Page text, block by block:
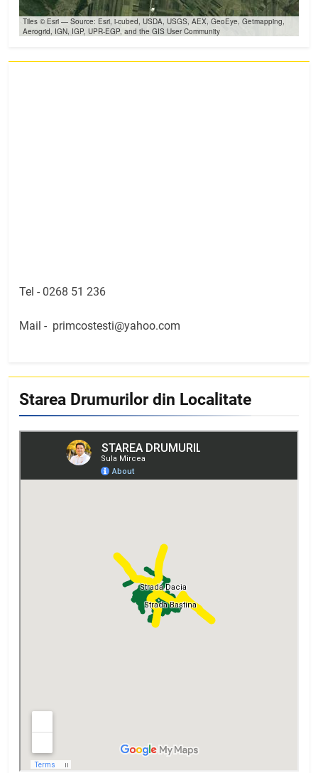
Tiles © Esri — Source: Esri, i-cubed, USDA, USGS, AEX, GeoEye, Getmapping,
Aerogrid, IGN, IGP, UPR-EGP, and the GIS User Community
Tel - 0268 51 236
Mail - primcostesti@yahoo.com
Starea Drumurilor din Localitate